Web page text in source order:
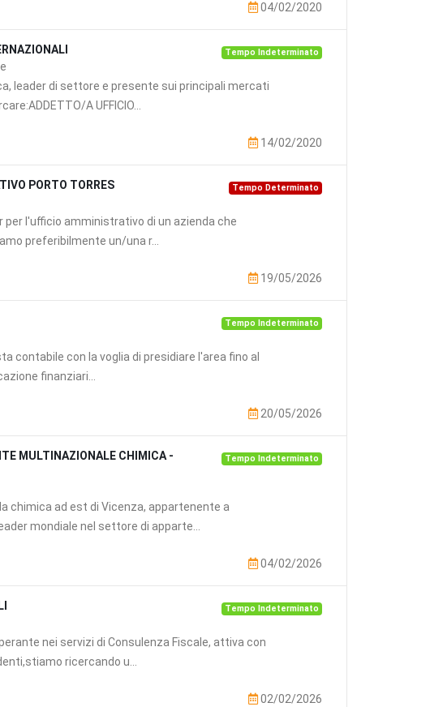
04/02/2020
Tempo Indeterminato
leader di settore e presente sui principali mercati
A UFFICIO...
14/02/2020
PORTO TORRES
Tempo Determinato
per l'ufficio amministrativo di un azienda che
preferibilmente un/una r...
19/05/2026
Tempo Indeterminato
contabile con la voglia di presidiare l'area fino al
finanziari...
20/05/2026
MULTINAZIONALE CHIMICA -
Tempo Indeterminato
chimica ad est di Vicenza, appartenente a
mondiale nel settore di apparte...
04/02/2026
Tempo Indeterminato
nei servizi di Consulenza Fiscale, attiva con
ricercando u...
02/02/2026